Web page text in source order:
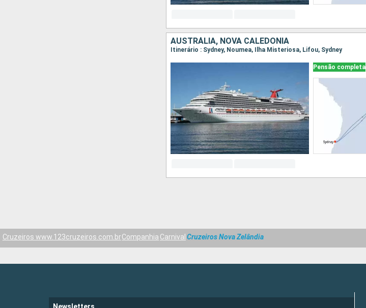
AUSTRÁLIA, NOVA CALEDÔNIA
Itinerário : Sydney, Noumea, Ilha Misteriosa, Lifou, Sydney
Pensão completa
Cruzeiros www.123cruzeiros.com.brCompanhia Carnival Cruzeiros Nova Zelândia